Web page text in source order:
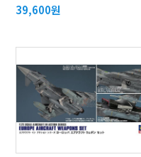
39,600원